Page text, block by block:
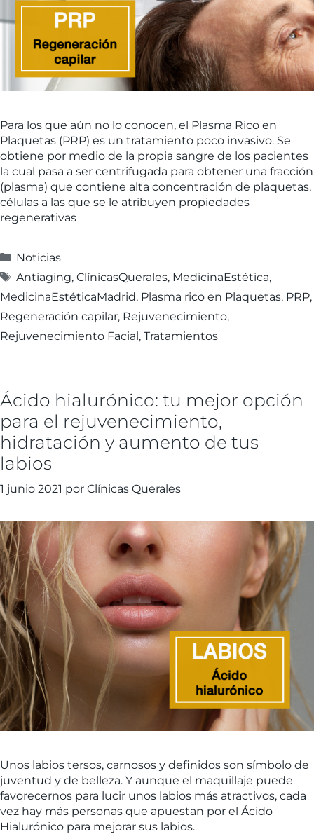
Para los que aún no lo conocen, el Plasma Rico en
Plaquetas (PRP) es un tratamiento poco invasivo. Se
obtiene por medio de la propia sangre de los pacientes
la cual pasa a ser centrifugada para obtener una fracción
(plasma) que contiene alta concentración de plaquetas,
células a las que se le atribuyen propiedades
regenerativas
Noticias
Antiaging, ClínicasQuerales, MedicinaEstética,
MedicinaEstéticaMadrid, Plasma rico en Plaquetas, PRP,
Regeneración capilar, Rejuvenecimiento,
Rejuvenecimiento Facial, Tratamientos
Ácido hialurónico: tu mejor opción
para el rejuvenecimiento,
hidratación y aumento de tus
labios
1 junio 2021 por Clínicas Querales
Unos labios tersos, carnosos y definidos son símbolo de
juventud y de belleza. Y aunque el maquillaje puede
favorecernos para lucir unos labios más atractivos, cada
vez hay más personas que apuestan por el Ácido
Hialurónico para mejorar sus labios.